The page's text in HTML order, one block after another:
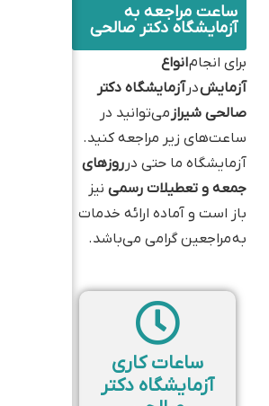
ساعت مراجعه به
آزمایشگاه دکتر صالحی
برای انجامانواع
آزمایشدرآزمایشگاه دکتر
صالحی شیراز می‌توانید در
ساعت‌های زیر مراجعه کنید.
آزمایشگاه ما حتی در روزهای
جمعه و تعطیلات رسمی نیز
باز است و آماده ارائه خدمات
به مراجعین گرامی می‌باشد.
ساعات کاری
آزمایشگاه دکتر